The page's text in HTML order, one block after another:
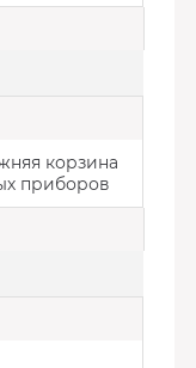
корзина
приборов